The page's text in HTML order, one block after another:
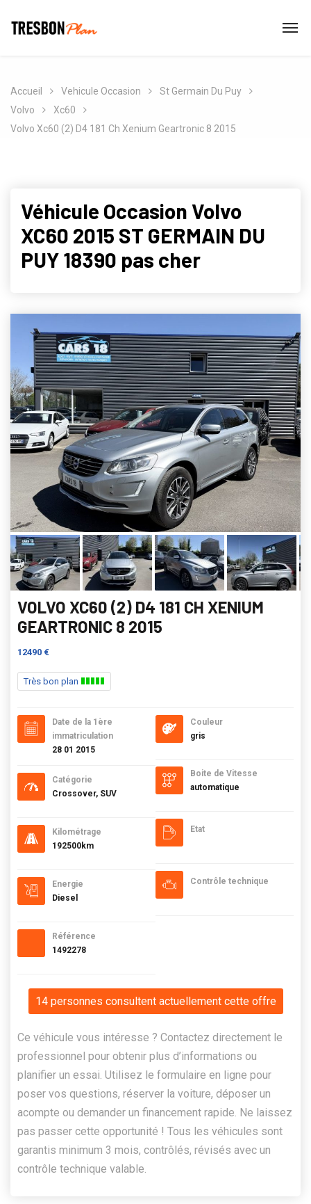
Accueil Vehicule Occasion
St Germain Du Puy
Volvo
Xc60
Volvo Xc60 (2) D4 181 Ch Xenium Geartronic 8 2015
Véhicule Occasion Volvo
XC60 2015 ST GERMAIN DU
PUY 18390 pas cher
VOLVO XC60 (2) D4 181 CH XENIUM
GEARTRONIC 8 2015
12490 €
Très bon plan
Date de la 1ère
immatriculation
28 01 2015
Catégorie
Crossover, SUV
Kilométrage
192500km
Energie
Diesel
Référence
1492278
Couleur
gris
Boite de Vitesse
automatique
Etat
Contrôle technique
14 personnes consultent actuellement cette offre
Ce véhicule vous intéresse ? Contactez directement le
professionnel pour obtenir plus d’informations ou
planifier un essai. Utilisez le formulaire en ligne pour
poser vos questions, réserver la voiture, déposer un
acompte ou demander un financement rapide. Ne laissez
pas passer cette opportunité ! Tous les véhicules sont
garantis minimum 3 mois, contrôlés, révisés avec un
contrôle technique valable.